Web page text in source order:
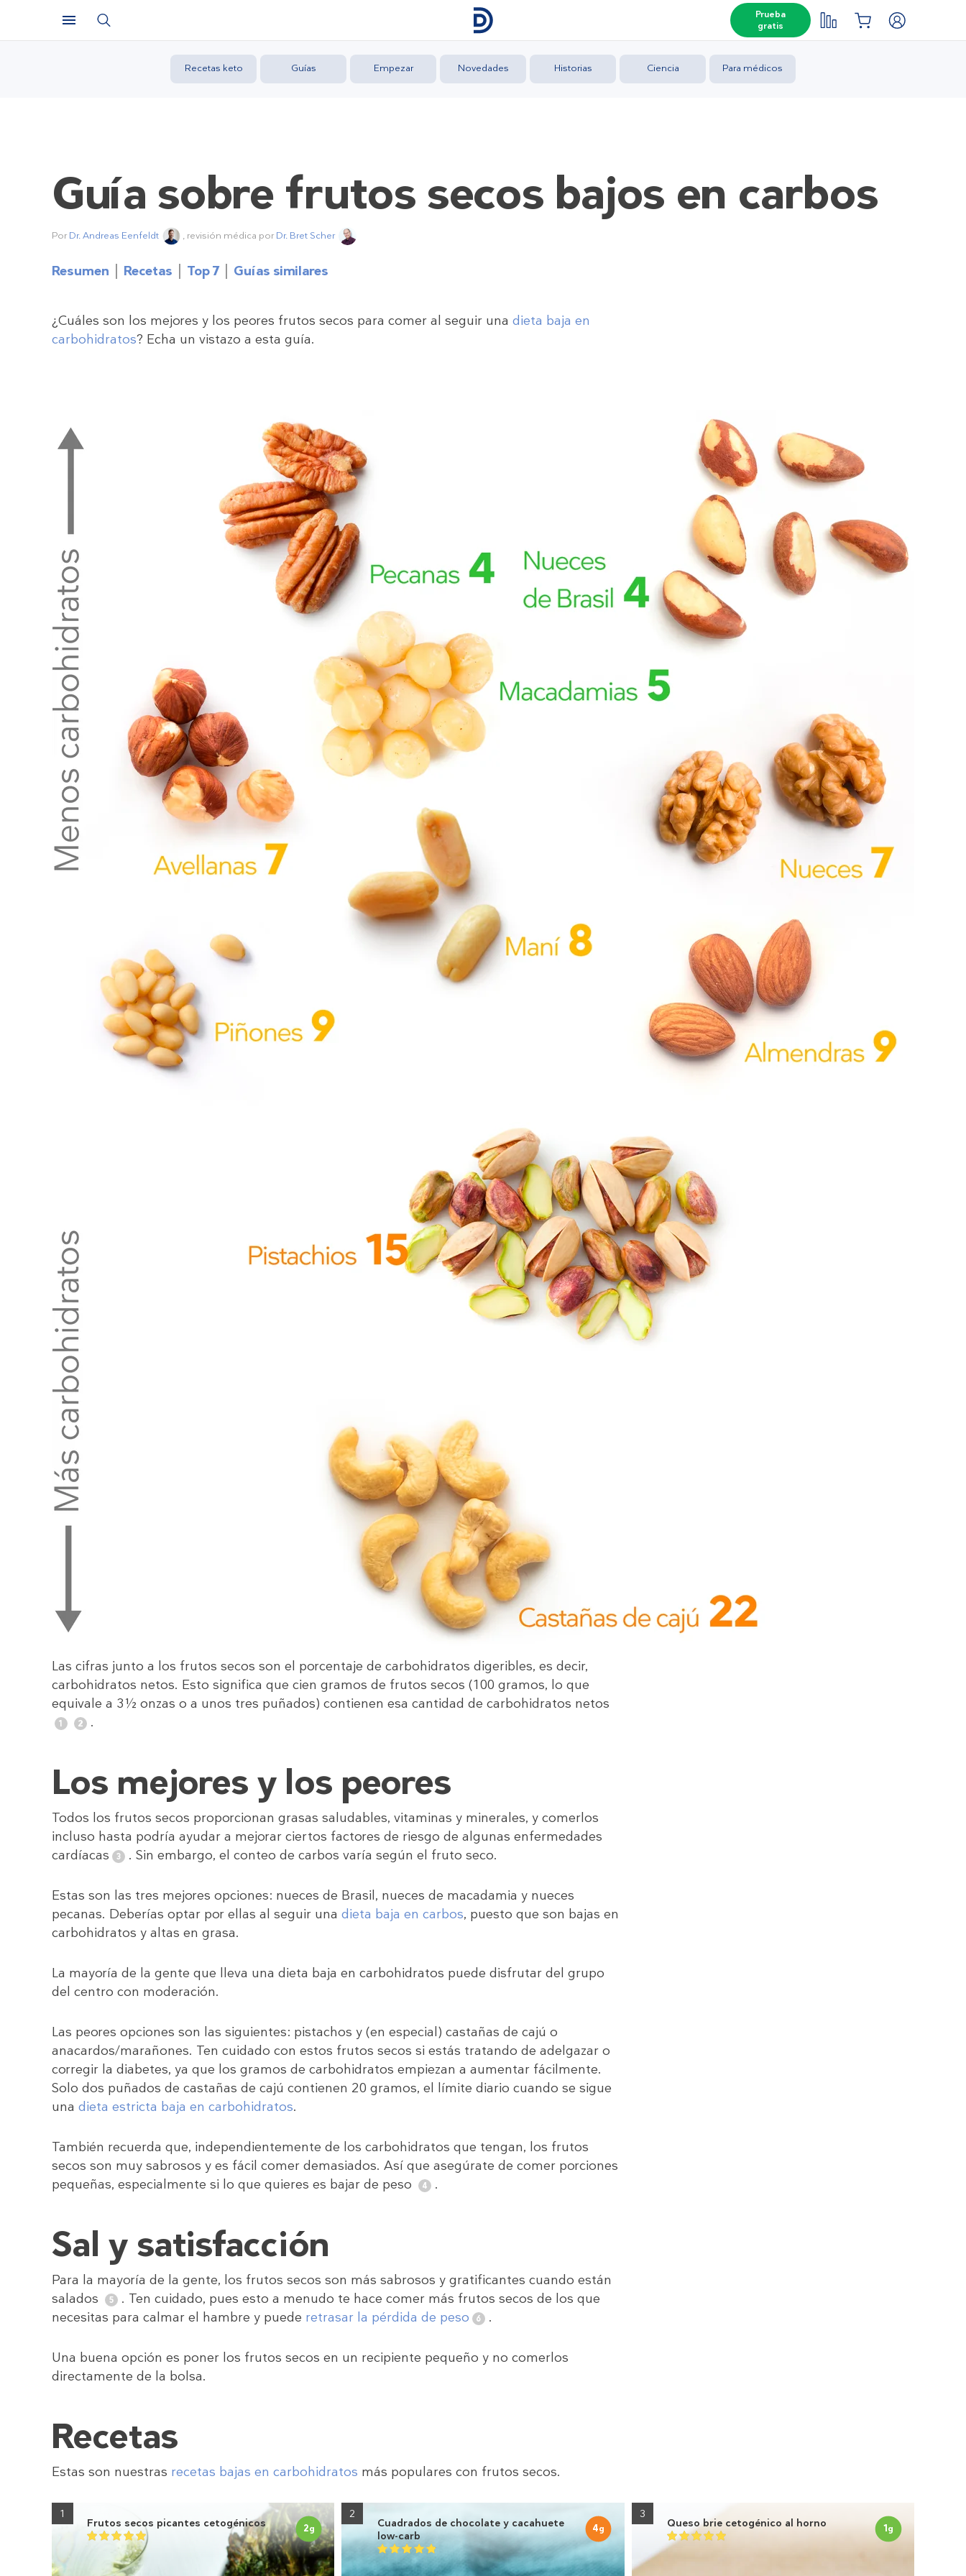
Prueba
gratis
Recetas keto Guías Empezar Novedades Historias Ciencia Para médicos
Guía sobre frutos secos bajos en carbos
Por Dr. Andreas Eenfeldt , revisión médica por Dr. Bret Scher
Resumen Recetas Top 7 Guías similares
¿Cuáles son los mejores y los peores frutos secos para comer al seguir una dieta baja en
carbohidratos? Echa un vistazo a esta guía.
Las cifras junto a los frutos secos son el porcentaje de carbohidratos digeribles, es decir,
carbohidratos netos. Esto significa que cien gramos de frutos secos (100 gramos, lo que
equivale a 3½ onzas o a unos tres puñados) contienen esa cantidad de carbohidratos netos
.
Los mejores y los peores
Todos los frutos secos proporcionan grasas saludables, vitaminas y minerales, y comerlos
incluso hasta podría ayudar a mejorar ciertos factores de riesgo de algunas enfermedades
cardíacas
. Sin embargo, el conteo de carbos varía según el fruto seco.
Estas son las tres mejores opciones: nueces de Brasil, nueces de macadamia y nueces
pecanas. Deberías optar por ellas al seguir una dieta baja en carbos, puesto que son bajas en
carbohidratos y altas en grasa.
La mayoría de la gente que lleva una dieta baja en carbohidratos puede disfrutar del grupo
del centro con moderación.
Las peores opciones son las siguientes: pistachos y (en especial) castañas de cajú o
anacardos/marañones. Ten cuidado con estos frutos secos si estás tratando de adelgazar o
corregir la diabetes, ya que los gramos de carbohidratos empiezan a aumentar fácilmente.
Solo dos puñados de castañas de cajú contienen 20 gramos, el límite diario cuando se sigue
una dieta estricta baja en carbohidratos.
También recuerda que, independientemente de los carbohidratos que tengan, los frutos
secos son muy sabrosos y es fácil comer demasiados. Así que asegúrate de comer porciones
pequeñas, especialmente si lo que quieres es bajar de peso
.
Sal y satisfacción
Para la mayoría de la gente, los frutos secos son más sabrosos y gratificantes cuando están
salados
. Ten cuidado, pues esto a menudo te hace comer más frutos secos de los que
necesitas para calmar el hambre y puede retrasar la pérdida de peso .
Una buena opción es poner los frutos secos en un recipiente pequeño y no comerlos
directamente de la bolsa.
Recetas
Estas son nuestras recetas bajas en carbohidratos más populares con frutos secos.
Frutos secos picantes cetogénicos
1
2g
Cuadrados de chocolate y cacahuete
low-carb
2
4g Queso brie cetogénico al horno
3
1g